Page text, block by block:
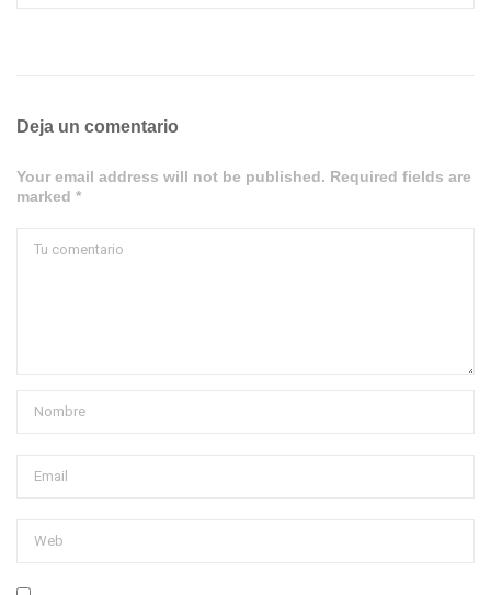
Deja un comentario
Your email address will not be published. Required fields are
marked *